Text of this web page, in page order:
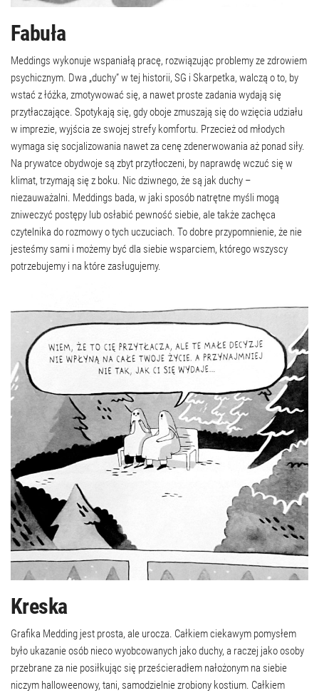
Fabuła
Meddings wykonuje wspaniałą pracę, rozwiązując problemy ze zdrowiem
psychicznym. Dwa „duchy” w tej historii, SG i Skarpetka, walczą o to, by
wstać z łóżka, zmotywować się, a nawet proste zadania wydają się
przytłaczające. Spotykają się, gdy oboje zmuszają się do wzięcia udziału
w imprezie, wyjścia ze swojej strefy komfortu. Przecież od młodych
wymaga się socjalizowania nawet za cenę zdenerwowania aż ponad siły.
Na prywatce obydwoje są zbyt przytłoczeni, by naprawdę wczuć się w
klimat, trzymają się z boku. Nic dziwnego, że są jak duchy –
niezauważalni. Meddings bada, w jaki sposób natrętne myśli mogą
zniweczyć postępy lub osłabić pewność siebie, ale także zachęca
czytelnika do rozmowy o tych uczuciach. To dobre przypomnienie, że nie
jesteśmy sami i możemy być dla siebie wsparciem, którego wszyscy
potrzebujemy i na które zasługujemy.
Kreska
Grafika Medding jest prosta, ale urocza. Całkiem ciekawym pomysłem
było ukazanie osób nieco wyobcowanych jako duchy, a raczej jako osoby
przebrane za nie posiłkując się prześcieradłem nałożonym na siebie
niczym halloweenowy, tani, samodzielnie zrobiony kostium. Całkiem